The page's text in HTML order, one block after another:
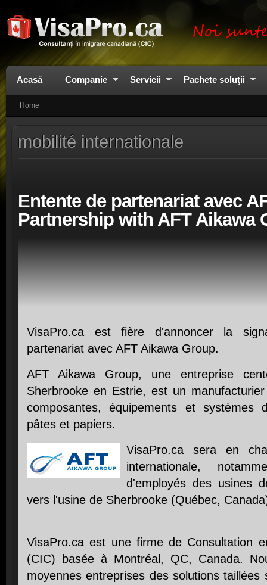
Acasă Companie Servicii Pachete soluţii
Home
mobilité internationale
Entente de partenariat avec
Partnership with AFT Aikawa
VisaPro.ca est fière d'annoncer la
partenariat avec AFT Aikawa Group.
AFT Aikawa Group, une entreprise
Sherbrooke en Estrie, est un
composantes, équipements et systèmes
pâtes et papiers.
VisaPro.ca sera en
internationale,
d'employés des usines
vers l'usine de Sherbrooke (Québec,
VisaPro.ca est une firme de Consultation
(CIC) basée à Montréal, QC, Canada.
moyennes entreprises des solutions